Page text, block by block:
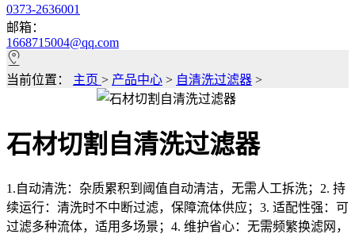
0373-2636001
邮箱：
1668715004@qq.com
当前位置： 主页 > 产品中心 > 自清洗过滤器 >
石材切割自清洗过滤器
1.自动清洗：杂质累积到阈值自动清洁，无需人工拆洗；2. 持
续运行：清洗时不中断过滤，保障流体供应；3. 适配性强：可
过滤多种流体，适用多场景；4. 维护省心：无需频繁换滤网，